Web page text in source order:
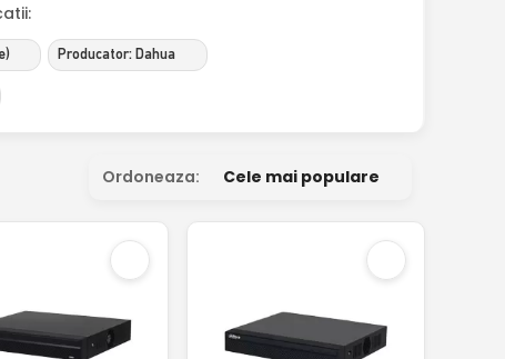
Producator: Dahua
Ordoneaza: Cele mai populare